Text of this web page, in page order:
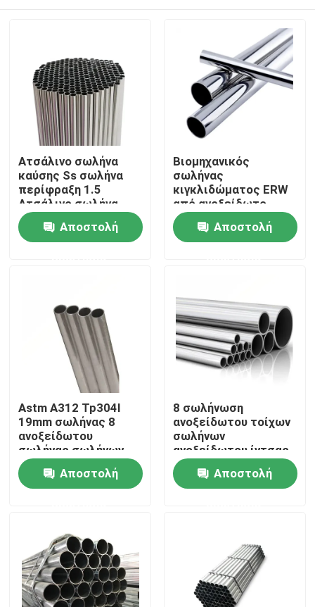
Σπίτι
Προϊόντα
Σχετικά με εμάς
Επισκεψή εργοστασίου
Έλεγχος ποιότητας
Επικοινωνήστε μαζί μας
Ζητήστε μια προσφορά
Φύλλα πιάτων ανοξείδωτου
Ατσάλινο σωλήνα
καύσης Ss σωλήνα
περίφραξη 1.5
Ατσάλινο σωλήνα
Ατσάλινο σωλήνα
IntercoolerΑποστολή
Βιομηχανικός
σωλήνας
κιγκλιδώματος ERW
από ανοξείδωτο
ατσάλι 1 ίντσας
Αποστολή
Astm A312 Tp304l
19mm σωλήνας 8
ανοξείδωτου
σωλήνας σωλήνων
σωλήνων Tp347h
ανοξείδωτου
Αποστολή
8 σωλήνωση
ανοξείδωτου τοίχων
σωλήνων
ανοξείδωτου ίντσας
εξαιρετικά λεπτή
Αποστολή